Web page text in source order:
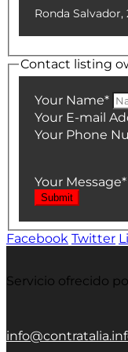
Ronda Salvador,
Contact listing
Your Name*
Your E-mail
Your Phone
Your Message*
Submit
Facebook Twitter
Servicio ofrecido